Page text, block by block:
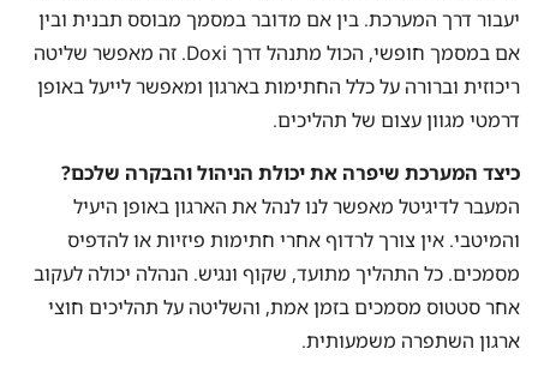
יעבור דרך המערכת. בין אם מדובר במסמך מבוסס תבנית ובין
אם במסמך חופשי, הכול מתנהל דרך Doxi. זה מאפשר שליטה
ריכוזית וברורה על כלל החתימות בארגון ומאפשר לייעל באופן
דרמטי מגוון עצום של תהליכים.
כיצד המערכת שיפרה את יכולת הניהול והבקרה שלכם?
המעבר לדיגיטל מאפשר לנו לנהל את הארגון באופן היעיל
והמיטבי. אין צורך לרדוף אחרי חתימות פיזיות או להדפיס
מסמכים. כל התהליך מתועד, שקוף ונגיש. הנהלה יכולה לעקוב
אחר סטטוס מסמכים בזמן אמת, והשליטה על תהליכים חוצי
ארגון השתפרה משמעותית.